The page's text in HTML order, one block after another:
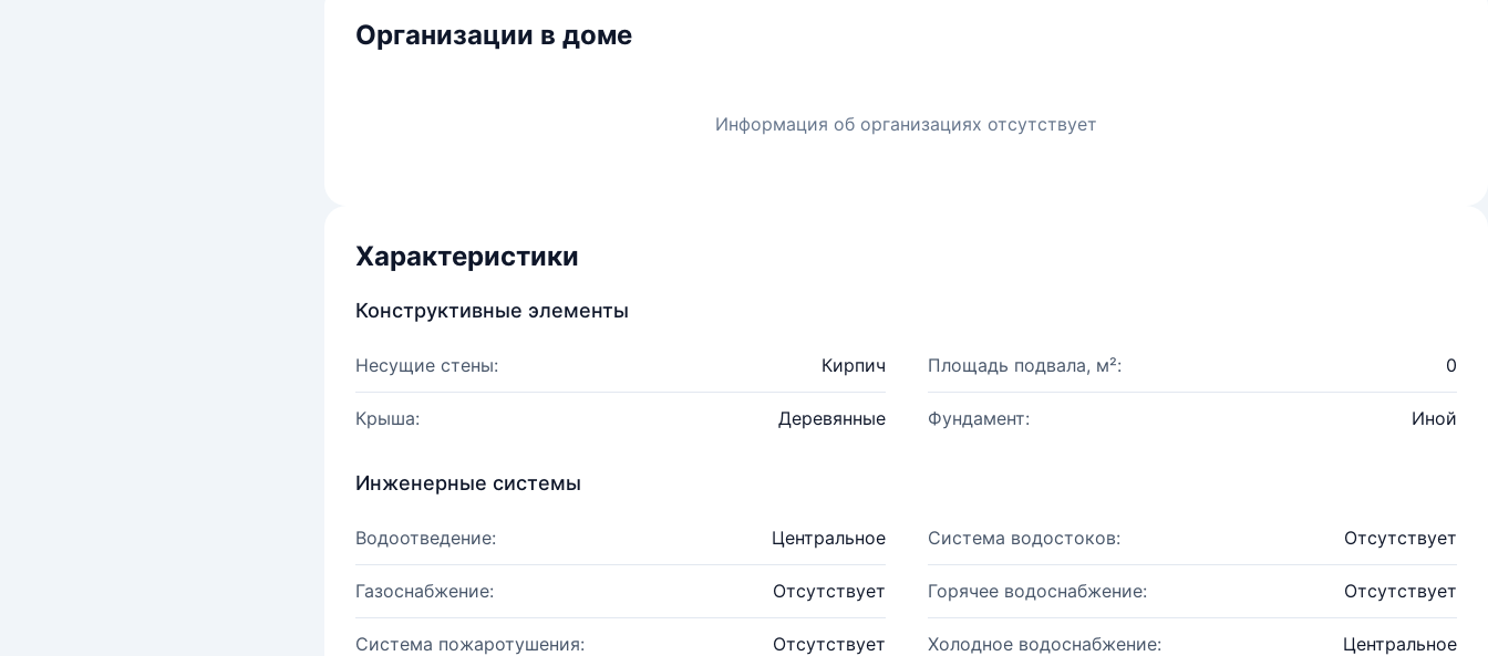
Организации в доме
Информация об организациях отсутствует
Характеристики
Конструктивные элементы
Несущие стены: Кирпич Площадь подвала, м²: 0
Крыша: Деревянные Фундамент: Иной
Инженерные системы
Водоотведение: Центральное Система водостоков: Отсутствует
Газоснабжение: Отсутствует Горячее водоснабжение: Отсутствует
Система пожаротушения: Отсутствует Холодное водоснабжение: Центральное